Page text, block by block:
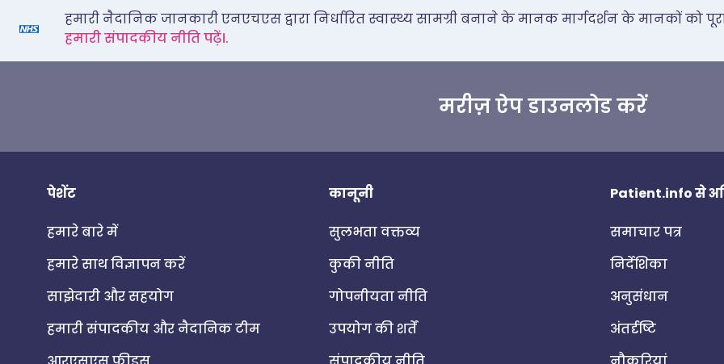
हमारी नैदानिक जानकारी एनएचएस द्वारा निर्धारित स्वास्थ्य सामग्री बनाने के मानक मार्गदर्शन के मानकों को
हमारी संपादकीय नीति पढ़ें।.
मरीज़ ऐप डाउनलोड करें
पेशेंट
हमारे बारे में
हमारे साथ विज्ञापन करें
साझेदारी और सहयोग
हमारी संपादकीय और नैदानिक टीम
कानूनी
सुलभता वक्तव्य
कुकी नीति
गोपनीयता नीति
उपयोग की शर्तें
Patient.info से
समाचार पत्र
निर्देशिका
अनुसंधान
अंतर्दृष्टि